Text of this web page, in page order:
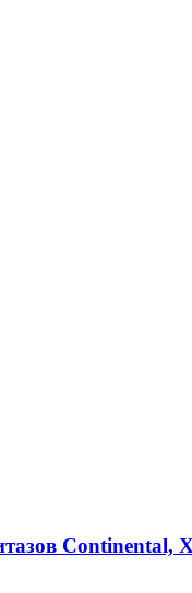
Continental,